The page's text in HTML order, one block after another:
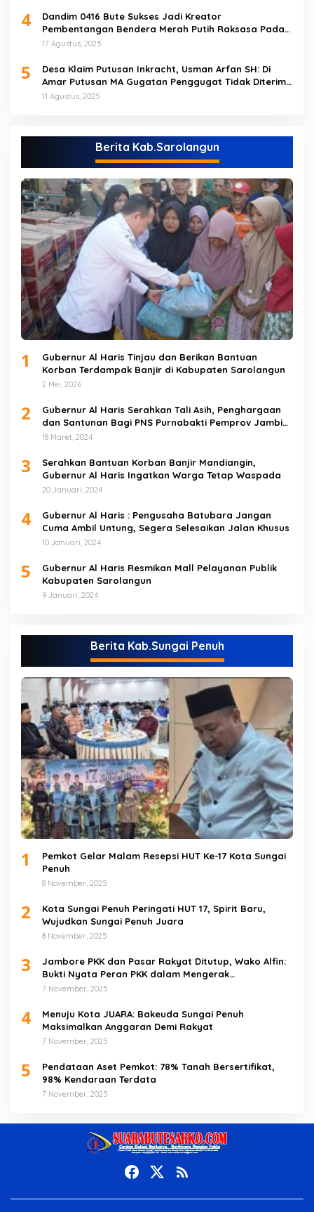
4
Dandim 0416 Bute Sukses Jadi Kreator
Pembentangan Bendera Merah Putih Raksasa Pada
Peringatan HUT RI ke 80 di Tebo
17 Agustus, 2025
5
Desa Klaim Putusan Inkracht, Usman Arfan SH: Di
Amar Putusan MA Gugatan Penggugat Tidak Diterima
(NO)
11 Agustus, 2025
Berita Kab.Sarolangun
1
Gubernur Al Haris Tinjau dan Berikan Bantuan
Korban Terdampak Banjir di Kabupaten Sarolangun
2 Mei, 2026
2
Gubernur Al Haris Serahkan Tali Asih, Penghargaan
dan Santunan Bagi PNS Purnabakti Pemprov Jambi
Yang Berada di Sarolangun
18 Maret, 2024
3
Serahkan Bantuan Korban Banjir Mandiangin,
Gubernur Al Haris Ingatkan Warga Tetap Waspada
20 Januari, 2024
4
Gubernur Al Haris : Pengusaha Batubara Jangan
Cuma Ambil Untung, Segera Selesaikan Jalan Khusus
10 Januari, 2024
5
Gubernur Al Haris Resmikan Mall Pelayanan Publik
Kabupaten Sarolangun
9 Januari, 2024
Berita Kab.Sungai Penuh
1
Pemkot Gelar Malam Resepsi HUT Ke-17 Kota Sungai
Penuh
8 November, 2025
2
Kota Sungai Penuh Peringati HUT 17, Spirit Baru,
Wujudkan Sungai Penuh Juara
8 November, 2025
3
Jambore PKK dan Pasar Rakyat Ditutup, Wako Alfin:
Bukti Nyata Peran PKK dalam Mengerak
Perekonomian Masyarakat
7 November, 2025
4
Menuju Kota JUARA: Bakeuda Sungai Penuh
Maksimalkan Anggaran Demi Rakyat
7 November, 2025
5
Pendataan Aset Pemkot: 78% Tanah Bersertifikat,
98% Kendaraan Terdata
7 November, 2025